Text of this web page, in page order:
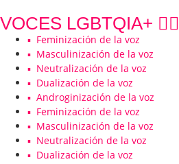
VOCES LGBTQIA+ 🏳️‍🌈
▪️ Feminización de la voz
▪️ Masculinización de la voz
▪️ Neutralización de la voz
▪️ Dualización de la voz
▪️ Androginización de la voz
▪️ Feminización de la voz
▪️ Masculinización de la voz
▪️ Neutralización de la voz
▪️ Dualización de la voz